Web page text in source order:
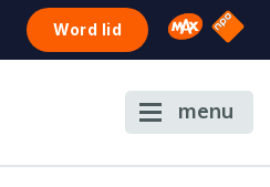
Word lid Omroep
NPO
menu